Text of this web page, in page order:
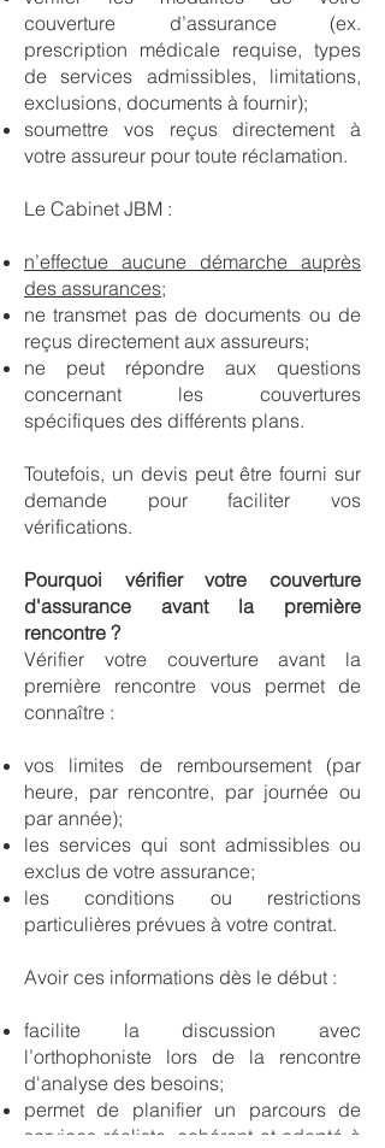
couverture d’assurance (ex.
prescription médicale requise, types
de services admissibles, limitations,
exclusions, documents à fournir);
soumettre vos reçus directement à
votre assureur pour toute réclamation.
Le Cabinet JBM :
n’effectue aucune démarche auprès
des assurances;
ne transmet pas de documents ou de
reçus directement aux assureurs;
ne peut répondre aux questions
concernant les couvertures
spécifiques des différents plans.
Toutefois, un devis peut être fourni sur
demande pour faciliter vos
vérifications.
Pourquoi vérifier votre couverture
d'assurance avant la première
rencontre ?
Vérifier votre couverture avant la
première rencontre vous permet de
connaître :
vos limites de remboursement (par
heure, par rencontre, par journée ou
par année);
les services qui sont admissibles ou
exclus de votre assurance;
les conditions ou restrictions
particulières prévues à votre contrat.
Avoir ces informations dès le début :
facilite la discussion avec
l’orthophoniste lors de la rencontre
d'analyse des besoins;
permet de planifier un parcours de
services réaliste, cohérent et adapté à